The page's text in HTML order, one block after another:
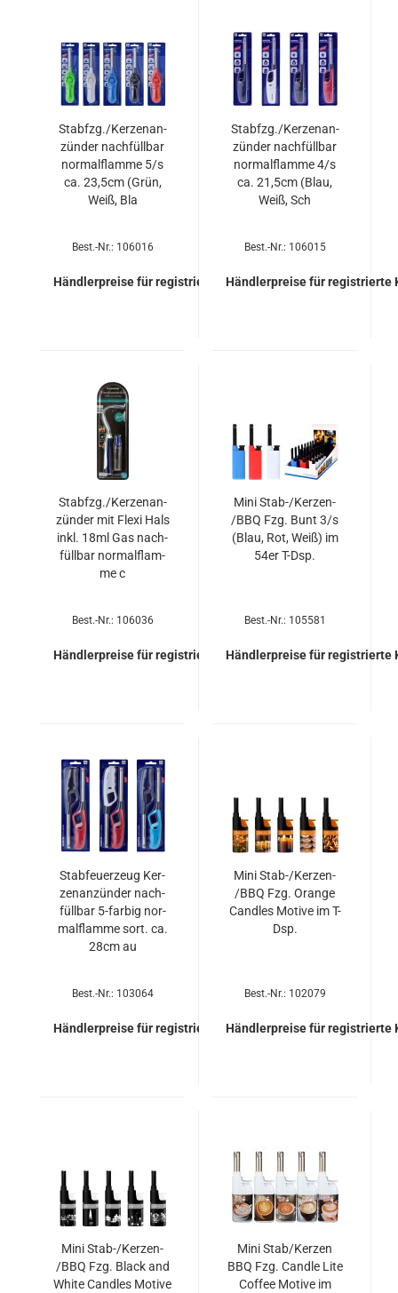
Stab­fzg./Ker­zen­an­
zün­der nach­füll­bar
nor­mal­flam­me 5/s
ca. 23,5cm (Grün,
Weiß, Bla
Best.-Nr.: 106016
Händlerpreise für registrierte Kunden
Stab­fzg./Ker­zen­an­
zün­der nach­füll­bar
nor­mal­flam­me 4/s
ca. 21,5cm (Blau,
Weiß, Sch
Best.-Nr.: 106015
Händlerpreise für registrierte
Stab­fzg./Ker­zen­an­
zün­der mit Flexi Hals
inkl. 18ml Gas nach­
füll­bar nor­mal­flam­
me c
Best.-Nr.: 106036
Händlerpreise für registrierte Kunden
Mini Stab-/Kerzen-​​
/BBQ Fzg. Bunt 3/s
(Blau, Rot, Weiß) im
54er T-Dsp.
Best.-Nr.: 105581
Händlerpreise für registrierte
Stab­feu­er­zeug Ker­
zen­an­zün­der nach­
füll­bar 5-​far­big nor­
mal­flam­me sort. ca.
28cm au
Best.-Nr.: 103064
Händlerpreise für registrierte Kunden
Mini Stab-/Kerzen-​​
/BBQ Fzg. Oran­ge
Cand­les Mo­ti­ve im T-
Dsp.
Best.-Nr.: 102079
Händlerpreise für registrierte
Mini Stab-/Kerzen-​​
/BBQ Fzg. Black and
White Cand­les Mo­ti­ve
Mini Stab/Ker­zen
BBQ Fzg. Cand­le Lite
Cof­fee Mo­ti­ve im